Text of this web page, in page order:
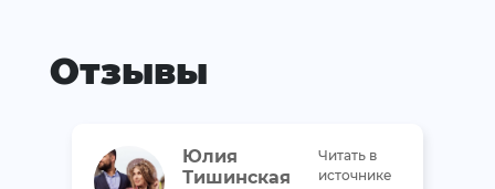
Отзывы
Юлия
Тишинская
Читать в
источнике